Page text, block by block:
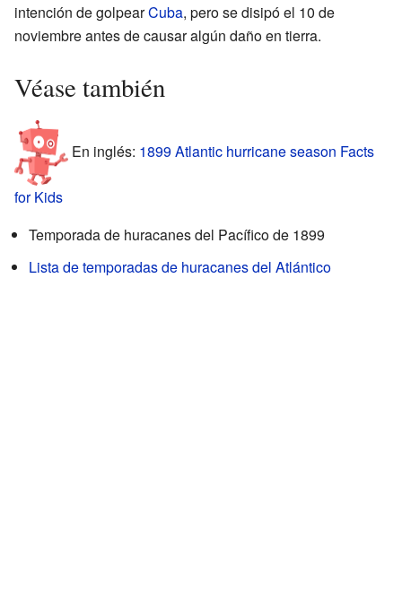
intención de golpearCuba, pero se disipó el 10 de
noviembre antes de causar algún daño en tierra.
Véase también
En inglés: 1899 Atlantic hurricane season Facts
for Kids
Temporada de huracanes del Pacífico de 1899
Lista de temporadas de huracanes del Atlántico